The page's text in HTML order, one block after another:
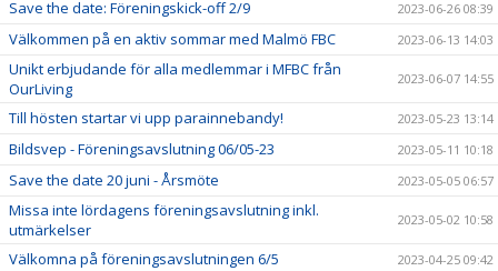
Save the date: Föreningskick-off 2/9 2023-06-26 08:39
Välkommen på en aktiv sommar med Malmö FBC 2023-06-13 14:03
Unikt erbjudande för alla medlemmar i MFBC från
OurLiving
2023-06-07 14:55
Till hösten startar vi upp parainnebandy! 2023-05-23 13:14
Bildsvep - Föreningsavslutning 06/05-23 2023-05-11 10:18
Save the date 20 juni - Årsmöte 2023-05-05 06:57
Missa inte lördagens föreningsavslutning inkl.
utmärkelser
2023-05-02 10:58
Välkomna på föreningsavslutningen 6/5 2023-04-25 09:42